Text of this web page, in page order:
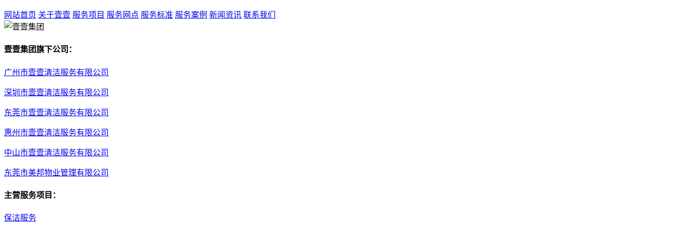
网站首页 关于壹壹 服务项目 服务网点 服务标准 服务案例 新闻资讯 联系我们
壹壹集团旗下公司：
广州市壹壹清洁服务有限公司
深圳市壹壹清洁服务有限公司
东莞市壹壹清洁服务有限公司
惠州市壹壹清洁服务有限公司
中山市壹壹清洁服务有限公司
东莞市美邦物业管理有限公司
主营服务项目：
保洁服务